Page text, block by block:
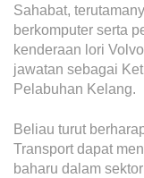
Sahabat,
berkomputer serta
kenderaan lori
jawatan sebagai
Pelabuhan Kelang.
Beliau turut
Transport dapat
baharu dalam